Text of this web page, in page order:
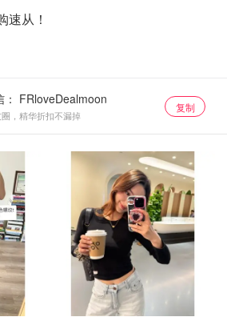
速从！
，精华折扣不漏掉
复制